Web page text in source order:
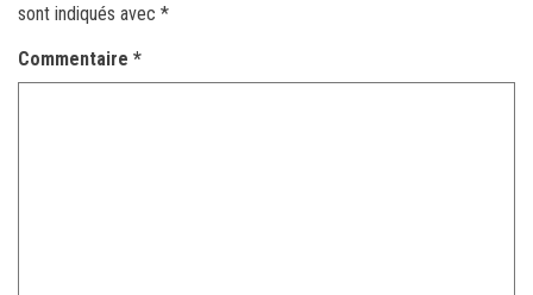
sont indiqués avec *
Commentaire *